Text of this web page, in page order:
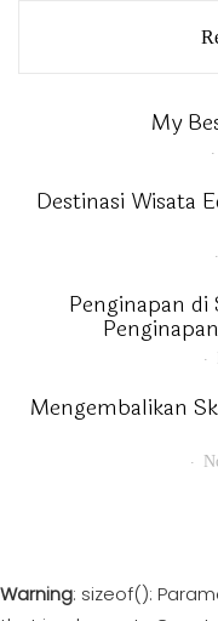
My
Destinasi Wisata
Penginapan
Mengembalikan
Warning: sizeof():